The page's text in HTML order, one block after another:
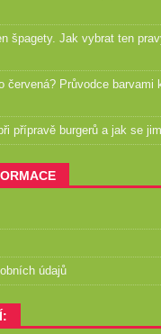
špagety. Jak vybrat ten
červená? Průvodce barvami
přípravě burgerů a jak se
údajů